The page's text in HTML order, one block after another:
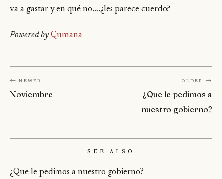
va a gastar y en qué no….¿les parece cuerdo?
Powered by Qumana
← Newer
Noviembre
Older →
¿Que le pedimos a
nuestro gobierno?
See Also
¿Que le pedimos a nuestro gobierno?